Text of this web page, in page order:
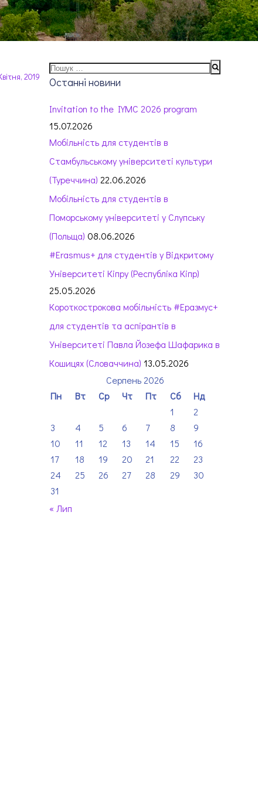
2019
Пошук:
Останні новини
Invitation to the IYMC 2026 program
15.07.2026
Мобільність для студентів в
Стамбульському університеті культури
(Туреччина) 22.06.2026
Мобільність для студентів в
Поморському університеті у Слупську
(Польща) 08.06.2026
#Erasmus+ для студентів у Відкритому
Університеті Кіпру (Республіка Кіпр)
25.05.2026
Короткострокова мобільність #Еразмус+
для студентів та аспірантів в
Університеті Павла Йозефа Шафарика в
Кошицях (Словаччина) 13.05.2026
Серпень 2026
Пн
Вт Ср Чт Пт Сб
Нд
1
2
3
4 5 6 7 8
9
10
11 12 13 14 15
16
17
18 19 20 21 22
23
24
25 26 27 28 29
30
31
« Лип